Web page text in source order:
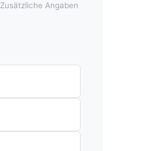
Zusätzliche Angaben